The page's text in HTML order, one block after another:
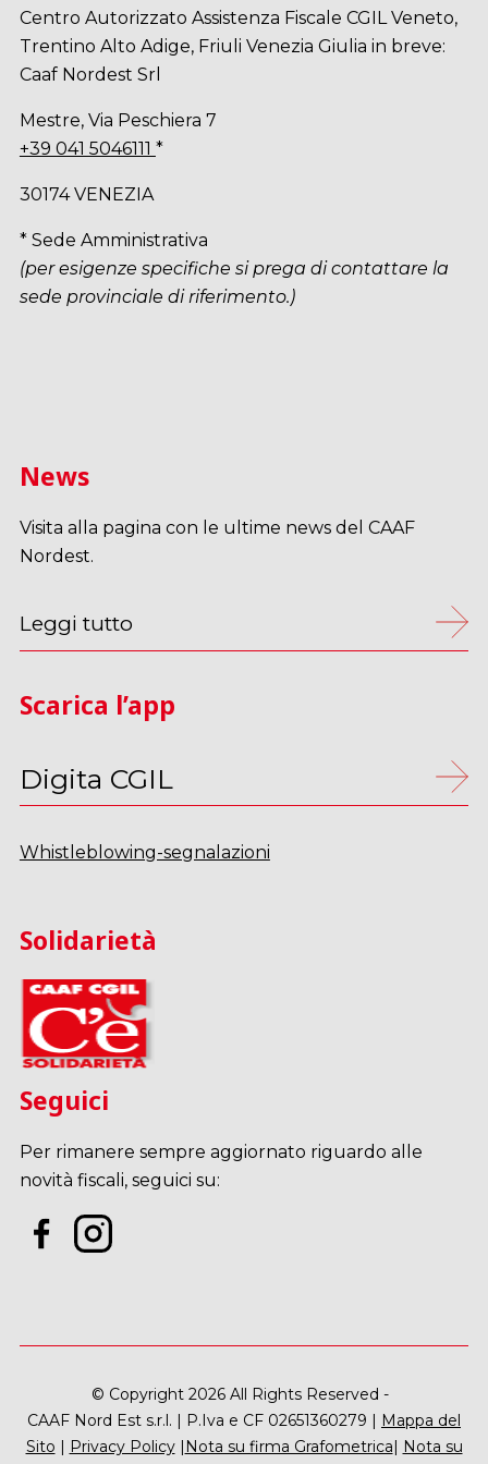
Centro Autorizzato Assistenza Fiscale CGIL Veneto,
Trentino Alto Adige, Friuli Venezia Giulia in breve:
Caaf Nordest Srl
Mestre, Via Peschiera 7
+39 041 5046111 *
30174 VENEZIA
* Sede Amministrativa
(per esigenze specifiche si prega di contattare la
sede provinciale di riferimento.)
News
Visita alla pagina con le ultime news del CAAF
Nordest.
Leggi tutto
Scarica l’app
Digita CGIL
Whistleblowing-segnalazioni
Solidarietà
Seguici
Per rimanere sempre aggiornato riguardo alle
novità fiscali, seguici su:
© Copyright 2026 All Rights Reserved -
CAAF Nord Est s.r.l. | P.Iva e CF 02651360279 | Mappa del
Sito | Privacy Policy| Nota su firma Grafometrica| Nota su